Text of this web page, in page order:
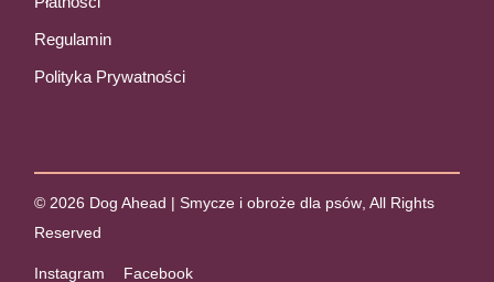
Regulamin
Polityka Prywatności
© 2026 Dog Ahead | Smycze i obroże dla psów , All Rights
Reserved
Instagram Facebook